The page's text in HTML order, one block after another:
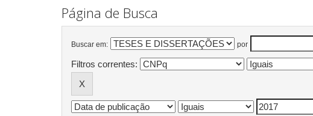
Página de Busca
Buscar em: por
Filtros correntes: